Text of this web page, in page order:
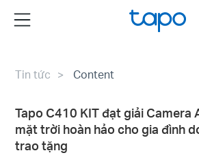
navigation
Menu
Tin tức Content
Tapo C410 KIT đạt giải Camera
mặt trời hoàn hảo cho gia đình
trao tặng